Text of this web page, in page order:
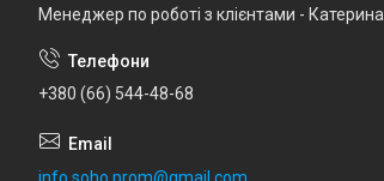
Менеджер по роботі з клієнтами - Катерина
+380 (66) 544-48-68
info.soho.prom@gmail.com